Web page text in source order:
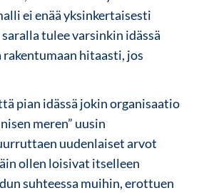
ei enää yksinkertaisesti
tulee varsinkin idässä
rakentumaan hitaasti, jos
pian idässä jokin organisaatio
meren” uusin
uudenlaiset arvot
ollen loisivat itselleen
suhteessa muihin, erottuen